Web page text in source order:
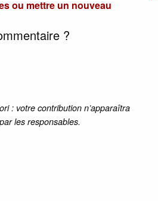
ou mettre un nouveau
?
: votre contribution n’apparaîtra
les responsables.